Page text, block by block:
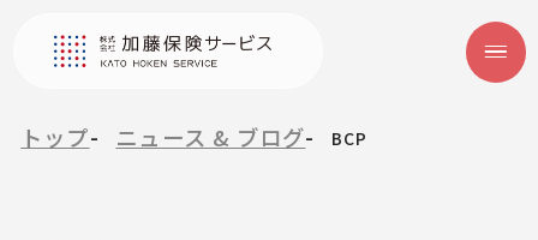
トップ ニュース & ブログ BCP